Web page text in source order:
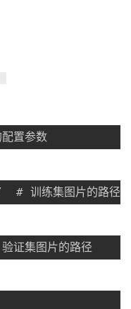
置参数
训练集图片的路径
集图片的路径